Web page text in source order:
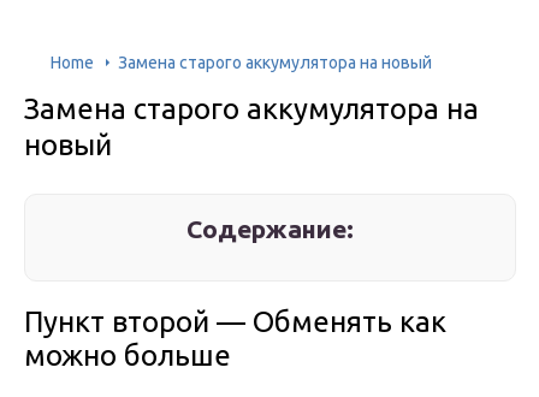
Home Замена старого аккумулятора на новый
Замена старого аккумулятора на
новый
Содержание:
Пункт второй — Обменять как
можно больше